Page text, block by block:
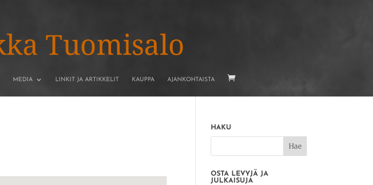
MEDIA LINKIT JA ARTIKKELIT KAUPPA AJANKOHTAISTA
HAKU
OSTA LEVYJÄ JA
JULKAISUJA